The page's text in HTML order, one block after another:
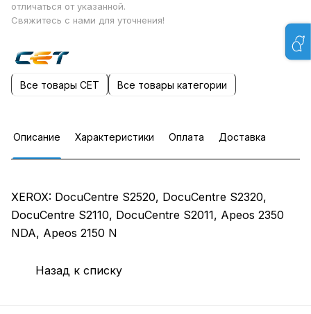
отличаться от указанной.
Свяжитесь с нами для уточнения!
Все товары CET Все товары категории
Описание Характеристики Оплата Доставка
XEROX: DocuCentre S2520, DocuCentre S2320,
DocuCentre S2110, DocuCentre S2011, Apeos 2350
NDA, Apeos 2150 N
Назад к списку